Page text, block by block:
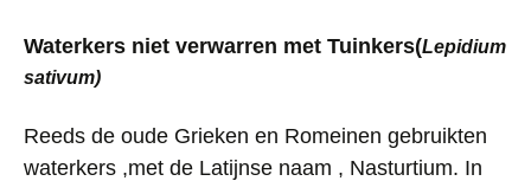
Waterkers niet verwarren met Tuinkers(Lepidium
sativum)
Reeds de oude Grieken en Romeinen gebruikten
waterkers ,met de Latijnse naam , Nasturtium. In